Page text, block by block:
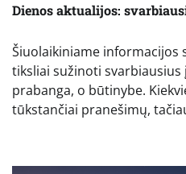
Dienos aktualijos:
Šiuolaikiniame informacijos
tiksliai sužinoti svarbiausius
prabanga, o būtinybe.
tūkstančiai pranešimų,